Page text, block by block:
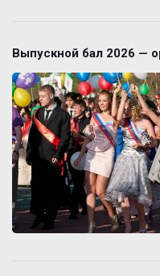
Выпускной бал 2026 —